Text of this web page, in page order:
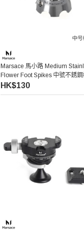
Marsace 馬小路 Medium
Flower Foot Spikes 中號不銹
釘（三件裝）
HK$130